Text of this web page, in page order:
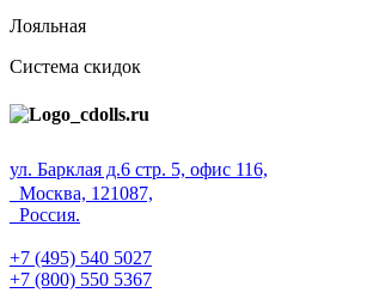
Лояльная
Система скидок
ул. Барклая д.6 стр. 5, офис 116,
Москва, 121087,
Россия.
+7 (495) 540 5027
+7 (800) 550 5367